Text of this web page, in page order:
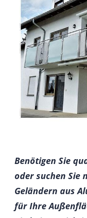
Benötigen Sie
oder suchen Sie
Geländern aus
für Ihre